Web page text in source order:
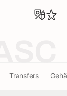
Transfers